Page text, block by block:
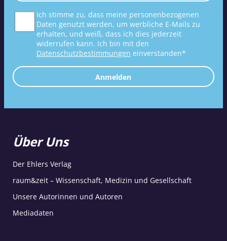
Ich stimme zu, dass meine personenbezogenen
Daten genutzt werden, um werbliche E-Mails zu
erhalten, und weiß, dass ich dies jederzeit
widerrufen kann. Ich bin mit den
Datenschutzbestimmungen einverstanden*
Anmelden
Über Uns
Der Ehlers Verlag
raum&zeit – Wissenschaft, Medizin und Gesellschaft
Unsere Autorinnen und Autoren
Mediadaten